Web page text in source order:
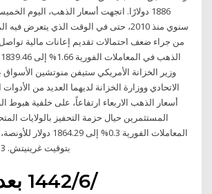
1886 دولارًا. اتجهت أسعار الذهب، اليوم
سنوي منذ 2010، حتى في الوقت الذي يتعرض
من جراء ضعف احتمالات تقديم إعانات مالية
وزير الخزانة الأمريكي ستيفن منوتشين
الاتحادي ووزارة الخزانة لديهما العديد من
أسعار الذهب الاربعاء ارتفاعاً، على خلفية هبوط
المستثمرين حيال حزمة التحفيز بالولايات
بتوقيت غرينيتش. 13‏‏/9‏‏/1438 بعد الهجرة
4‏‏/6‏‏/1442 بعد الهجرة